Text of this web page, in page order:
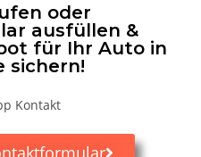
oder
ausfüllen &
für Ihr Auto in
sichern!